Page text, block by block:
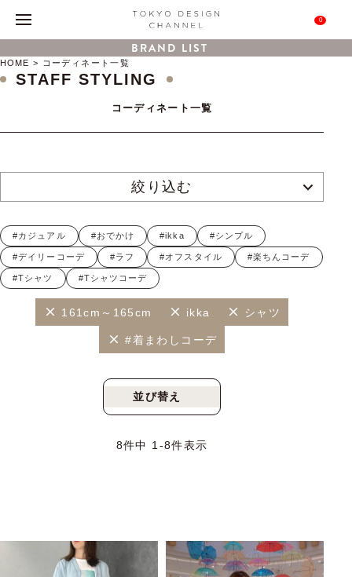
0
BRAND LIST
HOME コーディネート一覧
STAFF STYLING
コーディネート一覧
絞り込む
#カジュアル #おでかけ #ikka #シンプル
#デイリーコーデ #ラフ #オフスタイル #楽ちんコーデ
#Tシャツ #Tシャツコーデ
161cm～165cm ikka シャツ
#着まわしコーデ
並び替え
8件中 1 -8件表示